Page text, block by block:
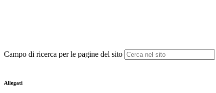
Campo di ricerca per le pagine del sito
Allegati